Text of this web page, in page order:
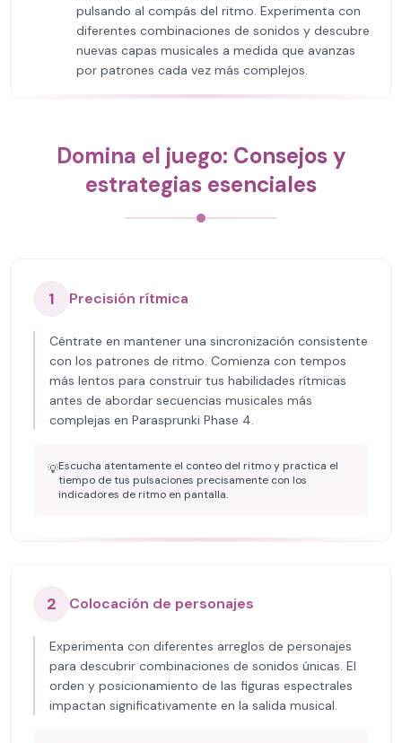
pulsando al compás del ritmo. Experimenta con
diferentes combinaciones de sonidos y descubre
nuevas capas musicales a medida que avanzas
por patrones cada vez más complejos.
Domina el juego: Consejos y
estrategias esenciales
1 Precisión rítmica
Céntrate en mantener una sincronización consistente
con los patrones de ritmo. Comienza con tempos
más lentos para construir tus habilidades rítmicas
antes de abordar secuencias musicales más
complejas en Parasprunki Phase 4.
💡Escucha atentamente el conteo del ritmo y practica el
tiempo de tus pulsaciones precisamente con los
indicadores de ritmo en pantalla.
2 Colocación de personajes
Experimenta con diferentes arreglos de personajes
para descubrir combinaciones de sonidos únicas. El
orden y posicionamiento de las figuras espectrales
impactan significativamente en la salida musical.